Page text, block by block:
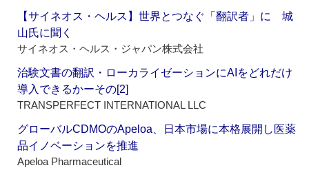
【サイネオス・ヘルス】世界とつなぐ「翻訳者」に 城
山氏に聞く
サイネオス・ヘルス・ジャパン株式会社
治験文書の翻訳・ローカライゼーションにAIをどれだけ
導入できるかーその[2]
TRANSPERFECT INTERNATIONAL LLC
グローバルCDMOのApeloa、日本市場に本格展開し医薬
品イノベーションを推進
Apeloa Pharmaceutical